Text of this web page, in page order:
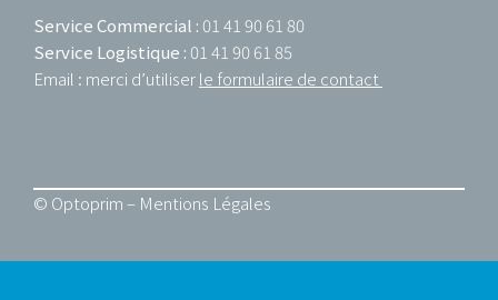
Service Commercial : 01 41 90 61 80
Service Logistique : 01 41 90 61 85
Email : merci d’utiliserle formulaire de contact
© Optoprim – Mentions Légales